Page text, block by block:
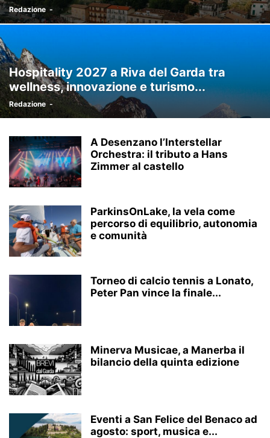
Redazione -
Hospitality 2027 a Riva del Garda tra
wellness, innovazione e turismo...
Redazione -
A Desenzano l’Interstellar
Orchestra: il tributo a Hans
Zimmer al castello
ParkinsOnLake, la vela come
percorso di equilibrio, autonomia
e comunità
Torneo di calcio tennis a Lonato,
Peter Pan vince la finale...
Minerva Musicae, a Manerba il
bilancio della quinta edizione
Eventi a San Felice del Benaco ad
agosto: sport, musica e...